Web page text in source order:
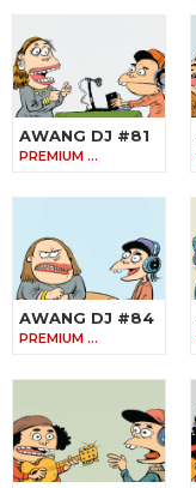
AWANG DJ #81
PREMIUM …
AWANG DJ #84
PREMIUM …